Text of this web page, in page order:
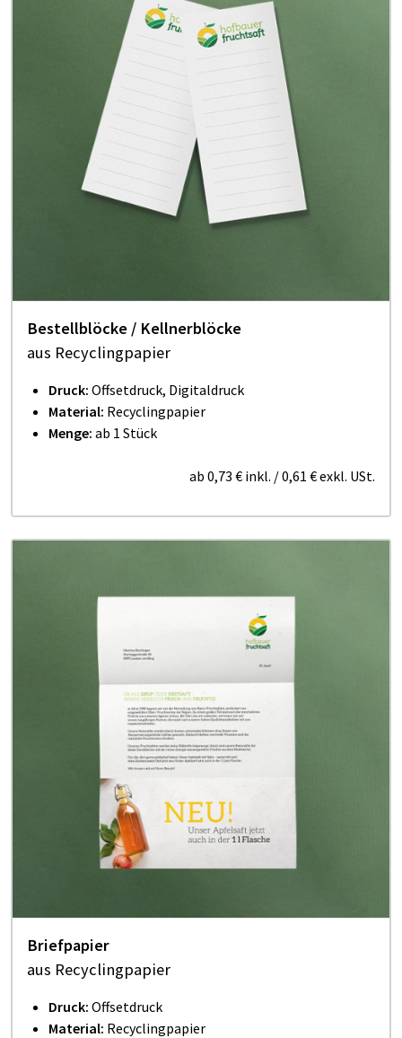
Be­stell­blö­cke / Kell­ner­blö­cke
aus Recyclingpapier
Druck: Offsetdruck, Digitaldruck
Material: Recyclingpapier
Menge: ab 1 Stück
ab 0,73 € inkl. /0,61 €exkl. USt.
Briefpapier
aus Recyclingpapier
Druck: Offsetdruck
Material: Recyclingpapier